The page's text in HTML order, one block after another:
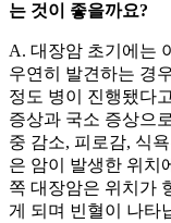
는 것이 좋을까요?
A. 대장암 초기에는
우연히 발견하는 경
정도 병이 진행됐다
증상과 국소 증상으
중 감소, 피로감, 식
은 암이 발생한 위치
쪽 대장암은 위치가
게 되며 빈혈이 나타